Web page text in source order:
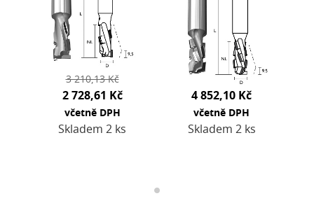
Použití: pro CNC
obráběcí centra a…
3 210,13 Kč
2 728,61 Kč
včetně DPH
Skladem 2 ks
CNC obráběcí
centra a…
4 852,10 Kč
včetně DPH
Skladem 2 ks